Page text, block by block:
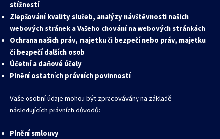
stížností
Zlepšování kvality služeb, analýzy návštěvnosti našich
webových stránek a Vašeho chování na webových stránkách
Ochrana našich práv, majetku či bezpečí nebo práv, majetku
či bezpečí dalších osob
Účetní a daňové účely
Plnění ostatních právních povinností
Vaše osobní údaje mohou být zpracovávány na základě
následujících právních důvodů:
Plnění smlouvy